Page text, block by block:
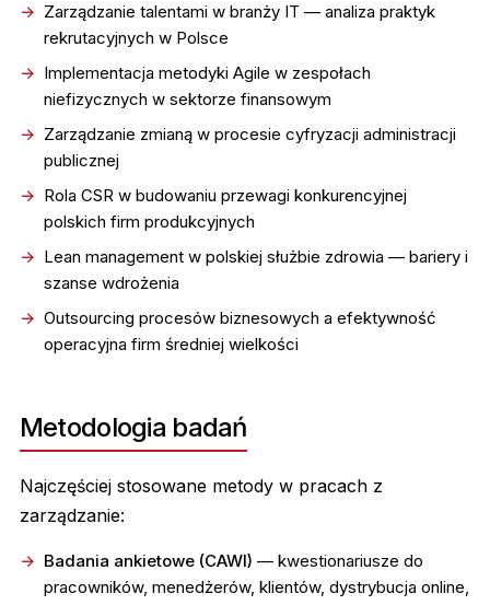
Zarządzanie talentami w branży IT — analiza praktyk
rekrutacyjnych w Polsce
Implementacja metodyki Agile w zespołach
niefizycznych w sektorze finansowym
Zarządzanie zmianą w procesie cyfryzacji administracji
publicznej
Rola CSR w budowaniu przewagi konkurencyjnej
polskich firm produkcyjnych
Lean management w polskiej służbie zdrowia — bariery i
szanse wdrożenia
Outsourcing procesów biznesowych a efektywność
operacyjna firm średniej wielkości
Metodologia badań
Najczęściej stosowane metody w pracach z
zarządzanie:
Badania ankietowe (CAWI) — kwestionariusze do
pracowników, menedżerów, klientów, dystrybucja online,